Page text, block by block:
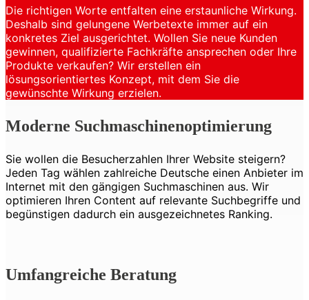
Die richtigen Worte entfalten eine erstaunliche Wirkung.
Deshalb sind gelungene Werbetexte immer auf ein
konkretes Ziel ausgerichtet. Wollen Sie neue Kunden
gewinnen, qualifizierte Fachkräfte ansprechen oder Ihre
Produkte verkaufen? Wir erstellen ein
lösungsorientiertes Konzept, mit dem Sie die
gewünschte Wirkung erzielen.
Moderne Suchmaschinenoptimierung
Sie wollen die Besucherzahlen Ihrer Website steigern?
Jeden Tag wählen zahlreiche Deutsche einen Anbieter im
Internet mit den gängigen Suchmaschinen aus. Wir
optimieren Ihren Content auf relevante Suchbegriffe und
begünstigen dadurch ein ausgezeichnetes Ranking.
Umfangreiche Beratung